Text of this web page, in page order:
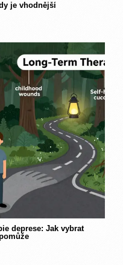
je vhodnější
deprese: Jak vybrat